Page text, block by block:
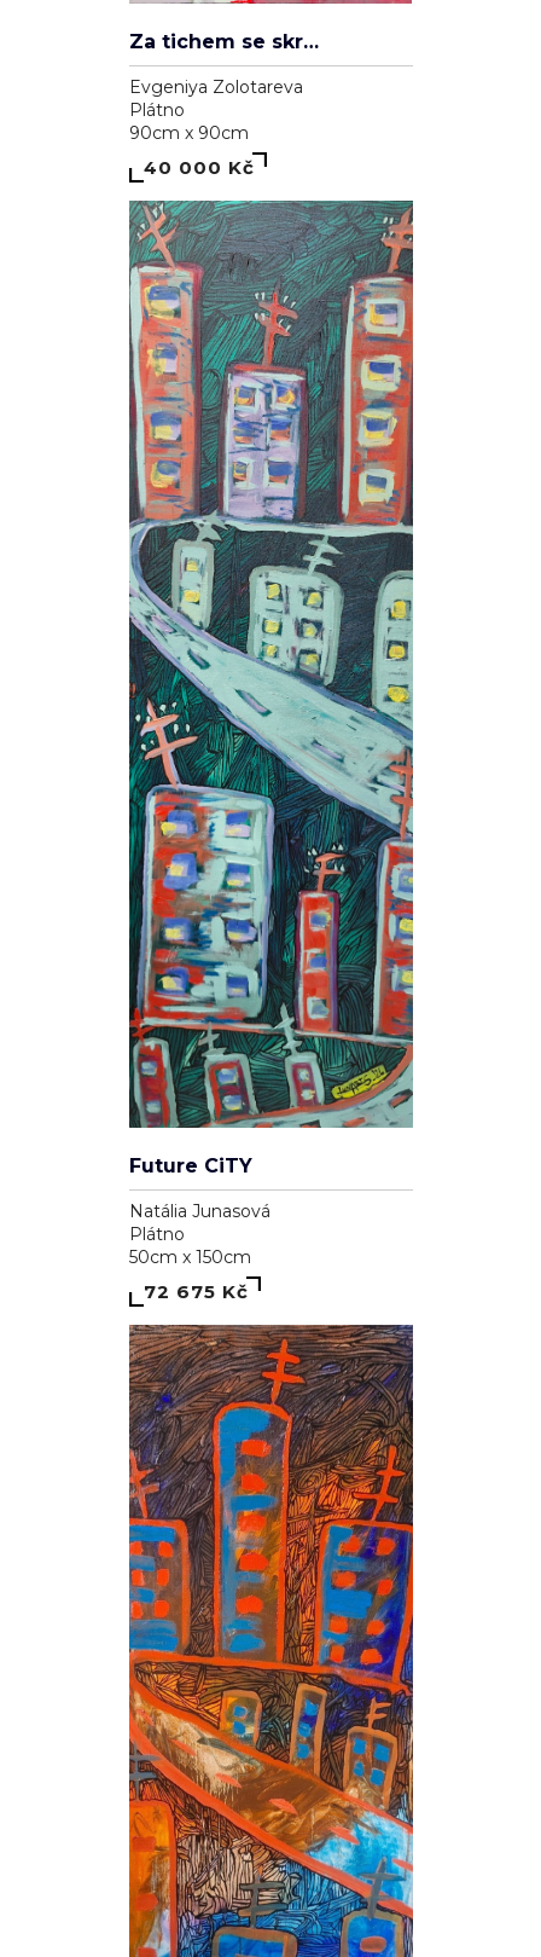
Za tichem se skrývá hluk
Evgeniya Zolotareva
Plátno
90cm x 90cm
40 000 Kč
Future CiTY
Natália Junasová
Plátno
50cm x 150cm
72 675 Kč